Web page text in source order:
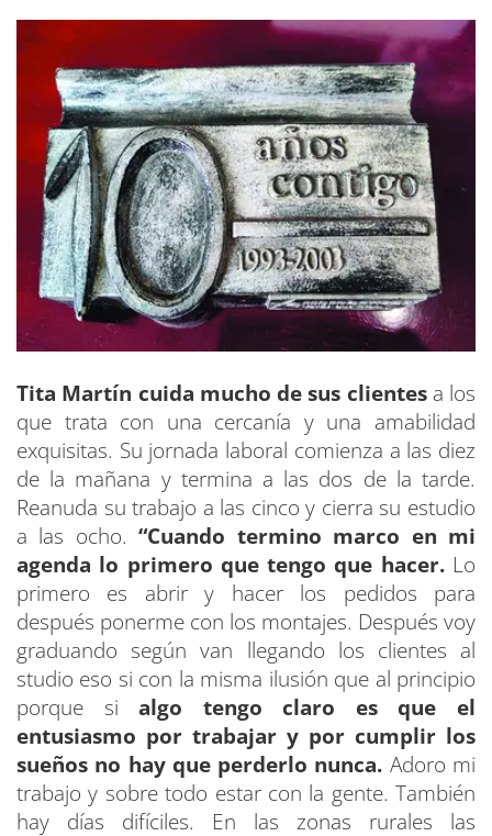
Tita Martín cuida mucho de sus clientesa los
que trata con una cercanía y una amabilidad
exquisitas. Su jornada laboral comienza a las diez
de la mañana y termina a las dos de la tarde.
Reanuda su trabajo a las cinco y cierra su estudio
a las ocho.“Cuando termino marco en mi
agenda lo primero que tengo que hacer. Lo
primero es abrir y hacer los pedidos para
después ponerme con los montajes. Después voy
graduando según van llegando los clientes al
studio eso si con la misma ilusión que al principio
porque sialgo tengo claro es que el
entusiasmo por trabajar y por cumplir los
sueños no hay que perderlo nunca. Adoro mi
trabajo y sobre todo estar con la gente. También
hay días difíciles. En las zonas rurales las